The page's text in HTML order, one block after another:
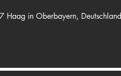
Haag in Oberbayern, Deutschland